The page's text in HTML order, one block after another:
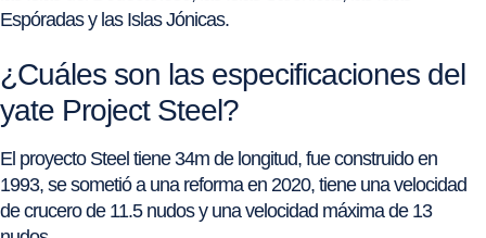
Espóradas y las Islas Jónicas.
¿Cuáles son las especificaciones del
yate Project Steel?
El proyecto Steel tiene 34m de longitud, fue construido en
1993, se sometió a una reforma en 2020, tiene una velocidad
de crucero de 11.5 nudos y una velocidad máxima de 13